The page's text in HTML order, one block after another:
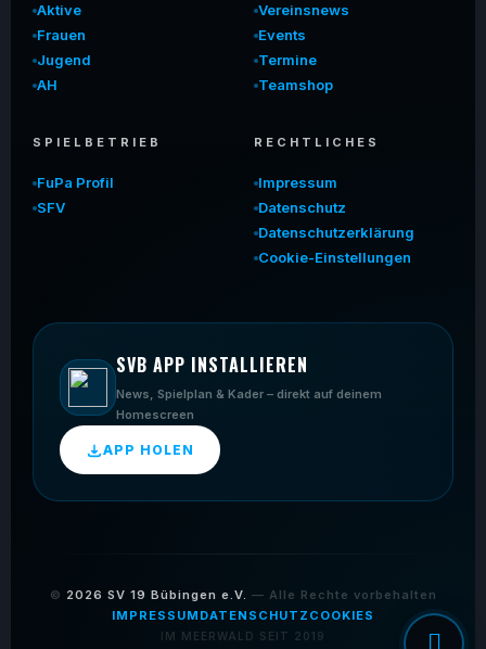
Aktive
Frauen
Jugend
AH
Vereinsnews
Events
Termine
Teamshop
SPIELBETRIEB
FuPa Profil
SFV
RECHTLICHES
Impressum
Datenschutz
Datenschutzerklärung
Cookie-Einstellungen
SVB APP INSTALLIEREN
News, Spielplan & Kader – direkt auf deinem
Homescreen
APP HOLEN
© 2026 SV 19 Bübingen e.V. — Alle Rechte vorbehalten
IMPRESSUM DATENSCHUTZ COOKIES
IM MEERWALD SEIT 2019